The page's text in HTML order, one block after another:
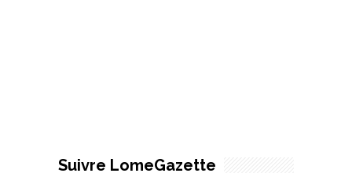
Suivre LomeGazette